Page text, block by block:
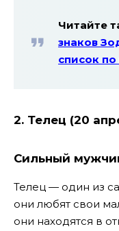
Читайте
знаков
список
2. Телец (20
Сильный
Телец — один из
они любят свои
они находятся в